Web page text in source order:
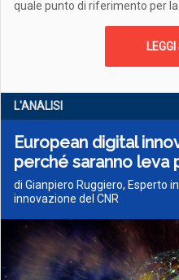
quale punto di riferimento per
L'ANALISI
European digital
perché saranno leva
di Gianpiero Ruggiero, Esperto
innovazione del CNR